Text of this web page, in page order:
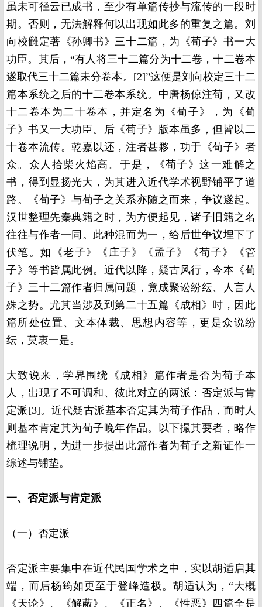
虽未可径云已成书，至少有单篇传抄与流传的一段时
期。否则，无法解释何以出现如此多的重复之篇。刘
向校雠定著《孙卿书》三十二篇，为《荀子》书一大
功臣。其后，“有人将三十二篇分为十二卷，十二卷本
遂取代三十二篇未分卷本。[2]”这便是刘向校定三十二
篇本系统之后的十二卷本系统。中唐杨倞注荀，又改
十二卷本为二十卷本，并定名为《荀子》，为《荀
子》书又一大功臣。后《荀子》版本虽多，但皆以二
十卷本流传。乾嘉以还，注者甚夥，功于《荀子》者
众。众人拾柴火焰高。于是，《荀子》这一难解之
书，得到显扬光大，为其进入近代学术视野铺平了道
路。《荀子》与荀子之关系亦随之而来，争议遂起。
汉世整理先秦典籍之时，为方便起见，诸子旧籍之名
往往与作者一同。此种混而为一，给后世争议埋下了
伏笔。如《老子》《庄子》《孟子》《荀子》《管
子》等书皆属此例。近代以降，疑古风行，今本《荀
子》三十二篇作者归属问题，竟成聚讼纷纭、人言人
殊之势。尤其当涉及到第二十五篇《成相》时，因此
篇所处位置、文本体裁、思想内容等，更是众说纷
纭，莫衷一是。
大致说来，学界围绕《成相》篇作者是否为荀子本
人，出现了不可调和、彼此对立的两派：否定派与肯
定派[3]。近代疑古派基本否定其为荀子作品，而时人
则基本肯定其为荀子晚年作品。以下撮其要者，略作
梳理说明，为进一步提出此篇作者为荀子之新证作一
综述与铺垫。
一、否定派与肯定派
（一）否定派
否定派主要集中在近代民国学术之中，实以胡适启其
端，而后杨筠如更至于登峰造极。胡适认为，“大概
《天论》、《解蔽》、《正名》、《性恶》四篇全是